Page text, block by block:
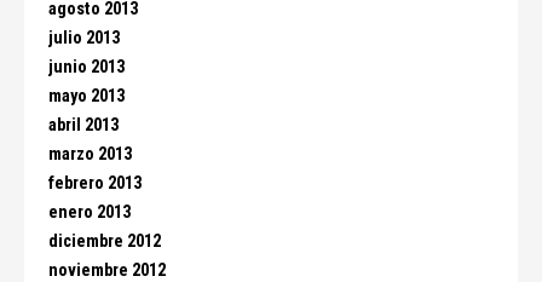
agosto 2013
julio 2013
junio 2013
mayo 2013
abril 2013
marzo 2013
febrero 2013
enero 2013
diciembre 2012
noviembre 2012